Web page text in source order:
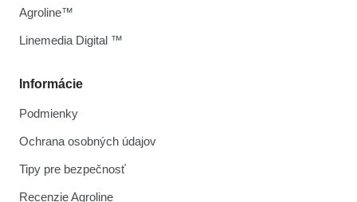
Informácie
Podmienky
Ochrana osobných údajov
Tipy pre bezpečnosť
Recenzie Agroline
Agroline™
Linemedia Digital ™